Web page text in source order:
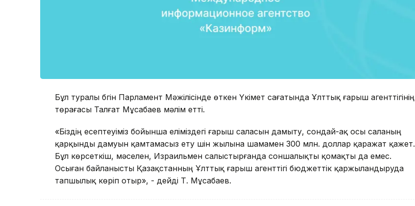
Бұл туралы бүгін Парламент Мәжілісінде өткен Үкімет сағатында Ұлттық ғарыш агенттігінің
төрағасы Талғат Мұсабаев мәлім етті.
«Біздің есептеуіміз бойынша еліміздегі ғарыш саласын дамыту, сондай-ақ осы саланың
қарқынды дамуын қамтамасыз ету үшін жылына шамамен 300 млн. доллар қаражат қажет.
Бұл көрсеткіш, мәселен, Израильмен салыстырғанда соншалықты қомақты да емес.
Осыған байланысты Қазақстанның Ұлттық ғарыш агенттігі бюджеттік қаржыландыруда
тапшылық көріп отыр», - дейді Т. Мұсабаев.